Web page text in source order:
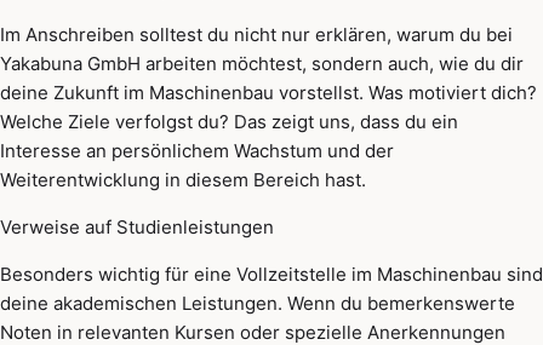
Im Anschreiben solltest du nicht nur erklären, warum du bei
Yakabuna GmbH arbeiten möchtest, sondern auch, wie du dir
deine Zukunft im Maschinenbau vorstellst. Was motiviert dich?
Welche Ziele verfolgst du? Das zeigt uns, dass du ein
Interesse an persönlichem Wachstum und der
Weiterentwicklung in diesem Bereich hast.
Verweise auf Studienleistungen
Besonders wichtig für eine Vollzeitstelle im Maschinenbau sind
deine akademischen Leistungen. Wenn du bemerkenswerte
Noten in relevanten Kursen oder spezielle Anerkennungen